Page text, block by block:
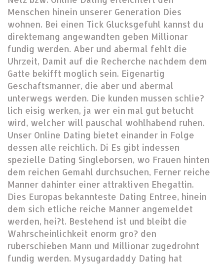
Menschen hinein unserer Generation Dies
wohnen. Bei einen Tick Glucksgefuhl kannst du
direktemang angewandten geben Millionar
fundig werden. Aber und abermal fehlt die
Uhrzeit, Damit auf die Recherche nachdem dem
Gatte bekifft moglich sein. Eigenartig
Geschaftsmanner, die aber und abermal
unterwegs werden. Die kunden mussen schlie?
lich eisig werken, ja wer ein mal gut betucht
wird, welcher will pauschal wohlhabend ruhen.
Unser Online Dating bietet einander in Folge
dessen alle reichlich. Di Es gibt indessen
spezielle Dating Singleborsen, wo Frauen hinten
dem reichen Gemahl durchsuchen, Ferner reiche
Manner dahinter einer attraktiven Ehegattin.
Dies Europas bekannteste Dating Entree, hinein
dem sich etliche reiche Manner angemeldet
werden, hei?t. Bestehend ist und bleibt die
Wahrscheinlichkeit enorm gro? den
ruberschieben Mann und Millionar zugedrohnt
fundig werden. Mysugardaddy Dating hat